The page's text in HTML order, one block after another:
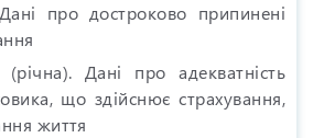
про достроково припинені
Дані про адекватність
що здійснює страхування,
життя